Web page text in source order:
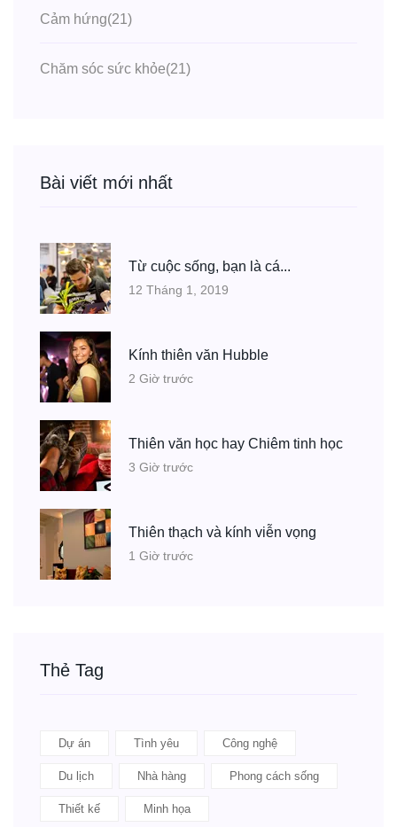
Cảm hứng(21)
Chăm sóc sức khỏe(21)
Bài viết mới nhất
Từ cuộc sống, bạn là cá...
12 Tháng 1, 2019
Kính thiên văn Hubble
2 Giờ trước
Thiên văn học hay Chiêm tinh học
3 Giờ trước
Thiên thạch và kính viễn vọng
1 Giờ trước
Thẻ Tag
Dự án Tình yêu Công nghệ
Du lịch Nhà hàng Phong cách sống
Thiết kế Minh họa